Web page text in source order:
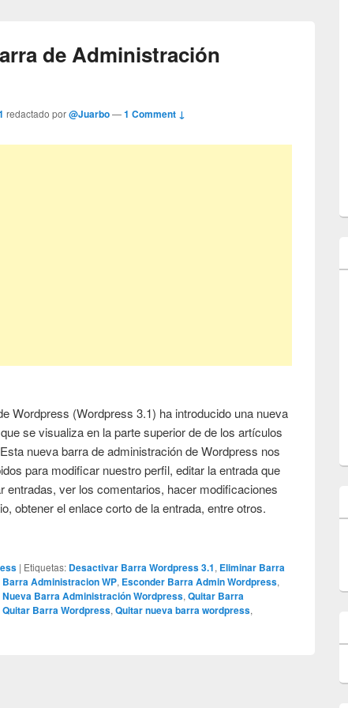
de Administración
redactado por@Juarbo—1 Comment ↓
Wordpress (Wordpress 3.1) ha introducido una nueva
se visualiza en la parte superior de de los artículos
nueva barra de administración de Wordpress nos
para modificar nuestro perfil, editar la entrada que
entradas, ver los comentarios, hacer modificaciones
obtener el enlace corto de la entrada, entre otros.
| Etiquetas: Desactivar Barra Wordpress 3.1, Eliminar Barra
Barra Administracion WP, Esconder Barra Admin Wordpress,
Nueva Barra Administración Wordpress,Quitar Barra
Quitar Barra Wordpress,Quitar nueva barra wordpress,